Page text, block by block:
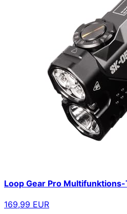
Loop Gear Pro
169,99 EUR